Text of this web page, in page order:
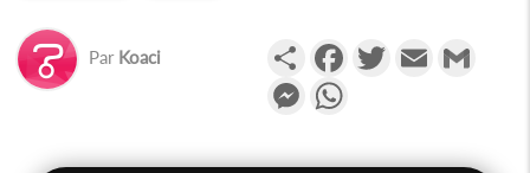
Par Koaci PartagerFacebookTwitterEmail
Messenger